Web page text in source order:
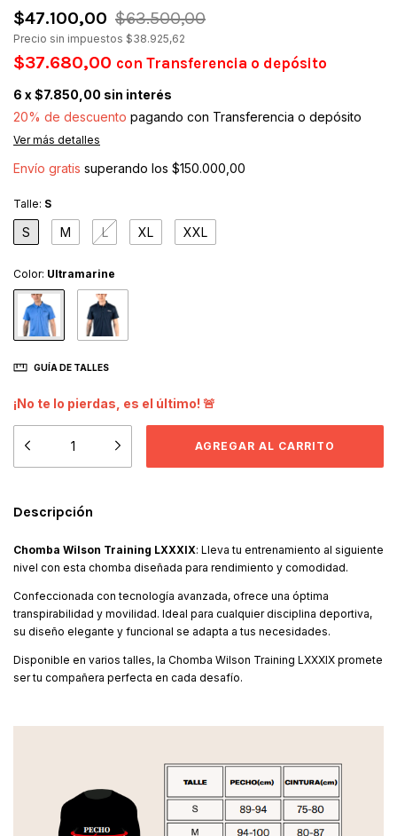
$47.100,00 $63.500,00
Precio sin impuestos $38.925,62
$37.680,00 con Transferencia o depósito
6 x$7.850,00 sin interés
20% de descuento pagando con Transferencia o depósito
Ver más detalles
Envío gratis superando los $150.000,00
Talle: S
S M L XL XXL
Color: Ultramarine
GUÍA DE TALLES
¡No te lo pierdas, es el último! 🚨
Descripción
Chomba Wilson Training LXXXIX: Lleva tu entrenamiento al siguiente
nivel con esta chomba diseñada para rendimiento y comodidad.
Confeccionada con tecnología avanzada, ofrece una óptima
transpirabilidad y movilidad. Ideal para cualquier disciplina deportiva,
su diseño elegante y funcional se adapta a tus necesidades.
Disponible en varios talles, la Chomba Wilson Training LXXXIX promete
ser tu compañera perfecta en cada desafío.